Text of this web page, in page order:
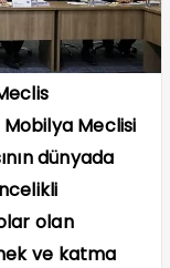
Mobilya Meclisi
dünyada
olan
ve katma